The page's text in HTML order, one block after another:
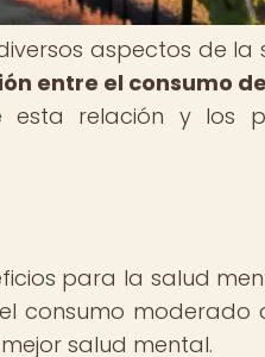
aspectos de la
entre el consumo
esta relación y los
para la salud
consumo moderado
salud mental.